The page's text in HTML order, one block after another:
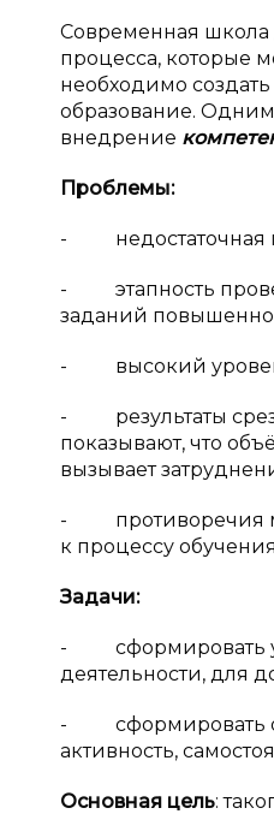
Современная школа
процесса, которые
необходимо
образование. Одним
внедрение
Проблемы:
- недостаточная
- этапность
заданий
- высокий
- результаты
показывают, что
вызывает
- противоречия
к процессу
Задачи:
- сформировать у
деятельности, для
- сформировать
активность,
Основная цель: